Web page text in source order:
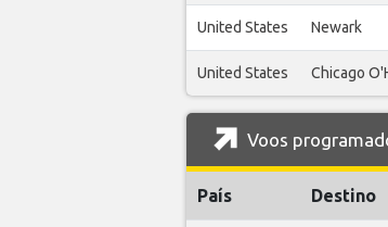
United States Newark
United States Chicago
Voos
País Destino